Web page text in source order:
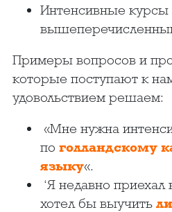
Интенсивные курсы
Примеры вопросов и
которые поступают к
удовольствием решаем:
«Мне нужна
по голландскому
языку«.
‘Я недавно приехал
хотел бы выучить